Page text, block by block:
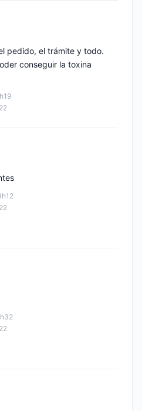
pedido, el trámite y todo.
conseguir la toxina